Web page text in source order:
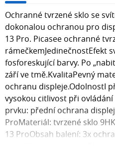
Ochranné tvrzené sklo se
dokonalou ochranou pro
13 Pro. Picasee ochranné
rámečkemJedinečnostEfekt
fosforeskující barvy. Po
září ve tmě.KvalitaPevný
ochranu displeje.OdolnostI
vysokou citlivost při
prvku: přední ochrana
ProMateriál: tvrzené sklo
13 ProObsah balení: 3x